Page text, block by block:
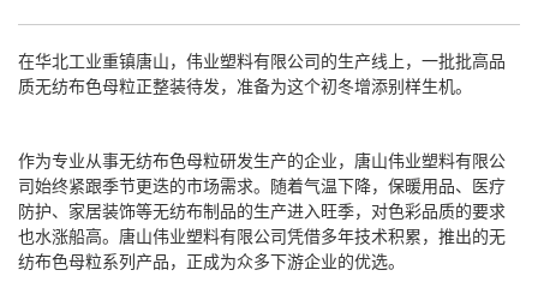
在华北工业重镇唐山，伟业塑料有限公司的生产线上，一批批高品
质无纺布色母粒正整装待发，准备为这个初冬增添别样生机。
作为专业从事无纺布色母粒研发生产的企业，唐山伟业塑料有限公
司始终紧跟季节更迭的市场需求。随着气温下降，保暖用品、医疗
防护、家居装饰等无纺布制品的生产进入旺季，对色彩品质的要求
也水涨船高。唐山伟业塑料有限公司凭借多年技术积累，推出的无
纺布色母粒系列产品，正成为众多下游企业的优选。